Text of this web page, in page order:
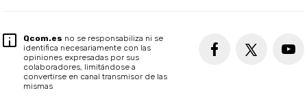
Qcom.es no se responsabiliza ni se
identifica necesariamente con las
opiniones expresadas por sus
colaboradores, limitándose a
convertirse en canal transmisor de las
mismas